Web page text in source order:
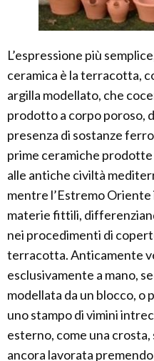
L’espressione più
ceramica è la terracotta,
argilla modellato, che
prodotto a corpo poroso,
presenza di sostanze
prime ceramiche prodotte
alle antiche civiltà
mentre l’Estremo
materie fittili,
nei procedimenti di
terracotta. Anticamente
esclusivamente a mano,
modellata da un blocco,
uno stampo di vimini
esterno, come una crosta,
ancora lavorata